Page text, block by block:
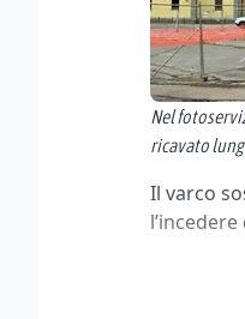
Nel
ricavato
Il varco